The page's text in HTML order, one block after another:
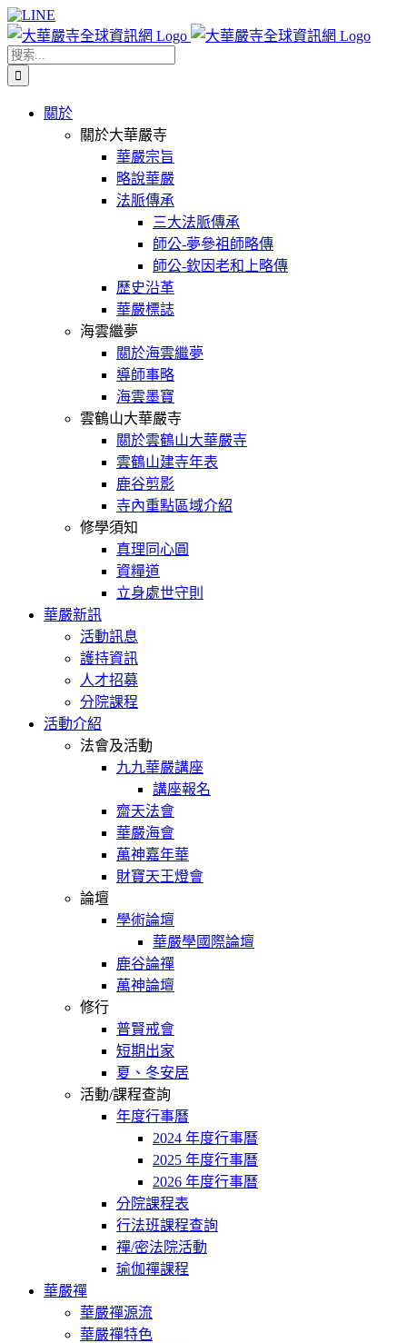
Skip
to
content
Facebook
X
WeChat
YouTube
LINE
搜
索
關於
關於大華嚴寺
華嚴宗旨
略說華嚴
法脈傳承
三大法脈傳承
師公-夢參祖師略傳
師公-欽因老和上略傳
歷史沿革
華嚴標誌
海雲繼夢
關於海雲繼夢
導師事略
海雲墨寶
雲鶴山大華嚴寺
關於雲鶴山大華嚴寺
雲鶴山建寺年表
鹿谷剪影
寺內重點區域介紹
修學須知
真理同心圓
資糧道
立身處世守則
華嚴新訊
活動訊息
護持資訊
人才招募
分院課程
活動介紹
法會及活動
九九華嚴講座
講座報名
齋天法會
華嚴海會
萬神嘉年華
財寶天王燈會
論壇
學術論壇
華嚴學國際論壇
鹿谷論禪
萬神論壇
修行
普賢戒會
短期出家
夏、冬安居
活動/課程查詢
年度行事曆
2024 年度行事曆
2025 年度行事曆
2026 年度行事曆
分院課程表
行法班課程查詢
禪/密法院活動
瑜伽禪課程
華嚴禪
華嚴禪源流
華嚴禪特色